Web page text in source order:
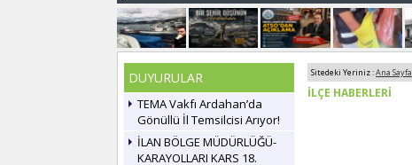
DUYURULAR
TEMA Vakfı Ardahan’da
Gönüllü İl Temsilcisi Arıyor!
İLAN BÖLGE MÜDÜRLÜĞÜ-
KARAYOLLARI KARS 18.
Sitedeki Yeriniz :Ana Sayfa
İLÇE HABERLERİ